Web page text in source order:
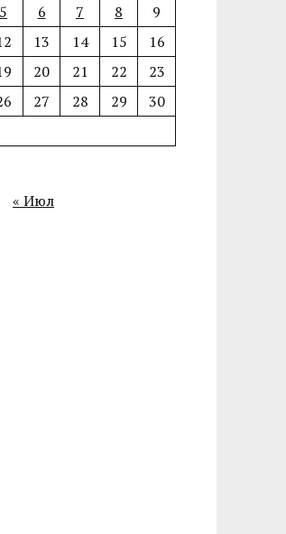
5 6 7 8
9
13 14 15
16
20 21 22
23
27 28 29
30
« Июл